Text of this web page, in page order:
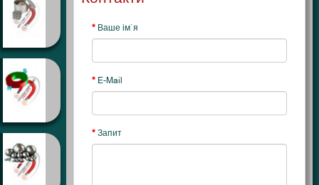
Ваше ім`я
E-Mail
Запит